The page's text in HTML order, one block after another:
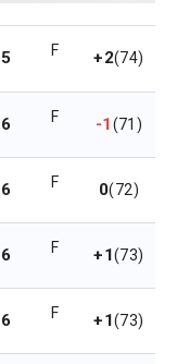
5 F +2(74)
6 F -1(71)
6 F 0(72)
6 F +1(73)
6 F +1(73)